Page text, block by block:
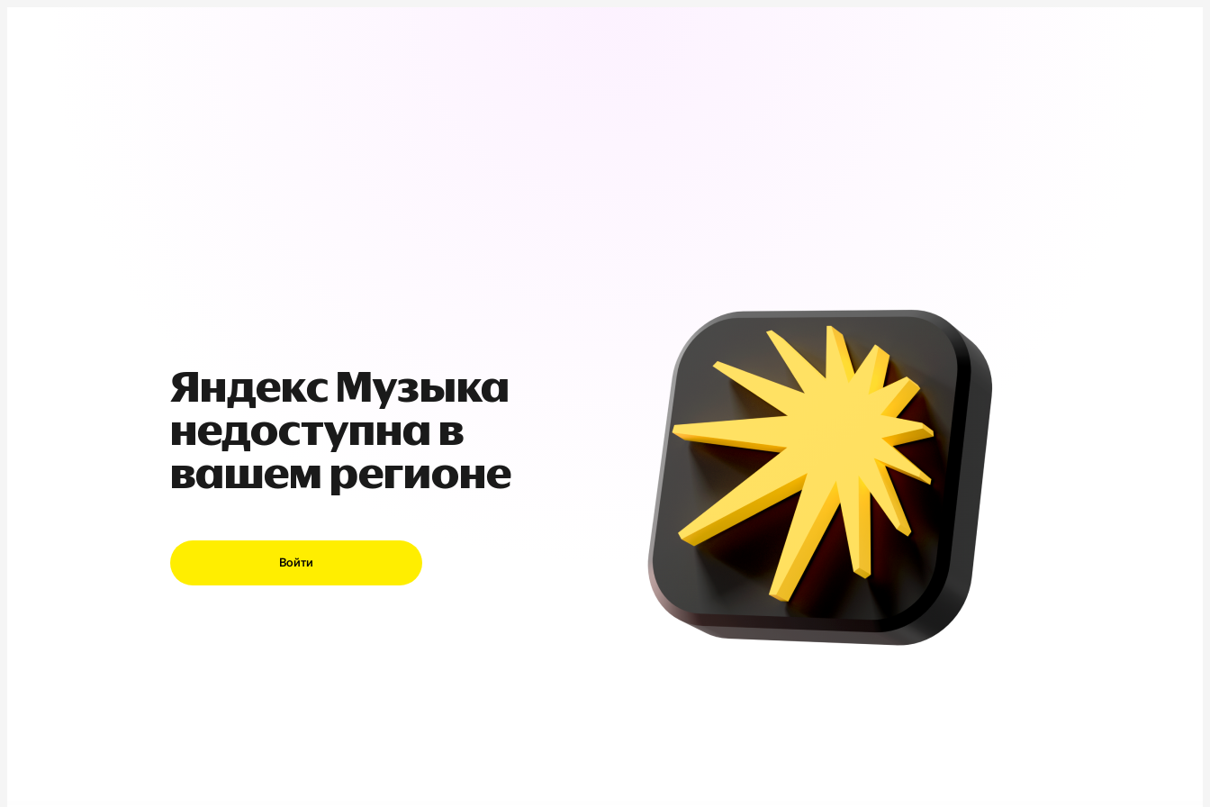
Яндекс Музыка
недоступна в
вашем регионе
Войти